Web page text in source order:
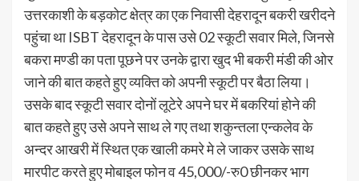
उत्तरकाशी के बड़कोट क्षेत्र का एक निवासी देहरादून बकरी खरीदने
पहुंचा था ISBT देहरादून के पास उसे 02 स्कूटी सवार मिले, जिनसे
बकरा मण्डी का पता पूछने पर उनके द्वारा खुद भी बकरी मंडी की ओर
जाने की बात कहते हुए व्यक्ति को अपनी स्कूटी पर बैठा लिया।
उसके बाद स्कूटी सवार दोनों लूटेरे अपने घर में बकरियां होने की
बात कहते हुए उसे अपने साथ ले गए तथा शकुन्तला एन्कलेव के
अन्दर आखरी में स्थित एक खाली कमरे मे ले जाकर उसके साथ
मारपीट करते हुए मोबाइल फोन व 45,000/-रु0 छीनकर भाग